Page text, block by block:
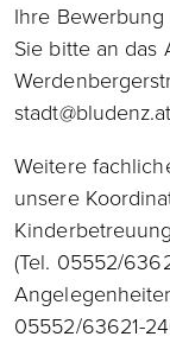
Ihre
Sie bitte an das
Weitere
unsere
(Tel. 05552/
05552/63621-